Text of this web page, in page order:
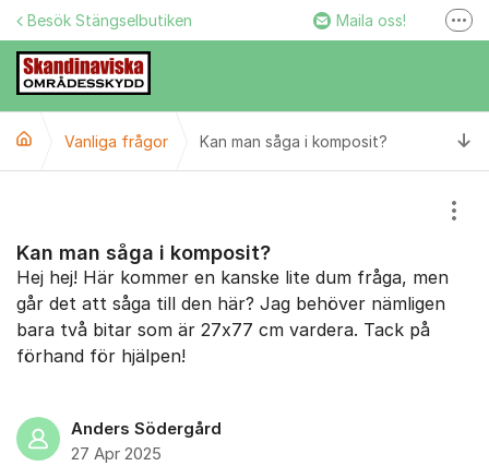
Hoppa till innehåll
Besök Stängselbutiken Maila oss!
Facebook
Vanliga frågor Kan man såga i komposit?
Kan man såga i komposit?
Hej hej! Här kommer en kanske lite dum fråga, men
går det att såga till den här? Jag behöver nämligen
bara två bitar som är 27x77 cm vardera. Tack på
förhand för hjälpen!
Anders Södergård
27 Apr 2025